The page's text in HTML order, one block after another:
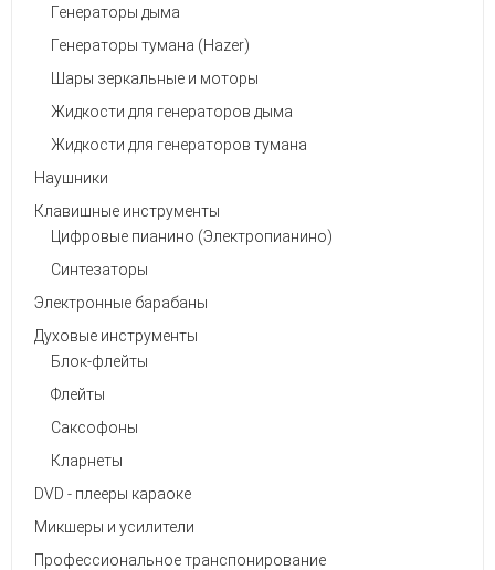
Генераторы дыма
Генераторы тумана (Hazer)
Шары зеркальные и моторы
Жидкости для генераторов дыма
Жидкости для генераторов тумана
Наушники
Клавишные инструменты
Цифровые пианино (Электропианино)
Синтезаторы
Электронные барабаны
Духовые инструменты
Блок-флейты
Флейты
Саксофоны
Кларнеты
DVD - плееры караоке
Микшеры и усилители
Профессиональное транспонирование